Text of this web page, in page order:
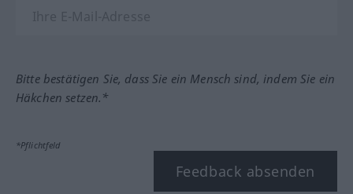
Bitte bestätigen Sie, dass Sie ein Mensch sind, indem Sie ein
Häkchen setzen.*
*Pflichtfeld
Feedback absenden